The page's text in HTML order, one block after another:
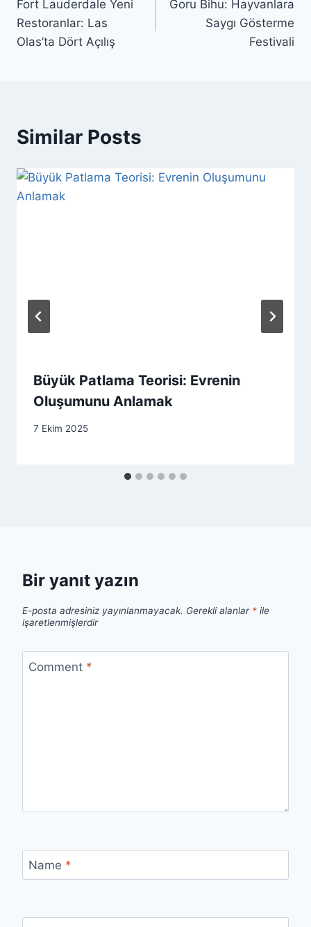
gezinmesi
Fort Lauderdale Yeni
Restoranlar: Las
Olas’ta Dört Açılış
Goru Bihu: Hayvanlara
Saygı Gösterme
Festivali
Similar Posts
Büyük Patlama Teorisi: Evrenin
Oluşumunu Anlamak
7 Ekim 2025
Bir yanıt yazın
E-posta adresiniz yayınlanmayacak. Gerekli alanlar * ile
işaretlenmişlerdir
Comment *
Name *